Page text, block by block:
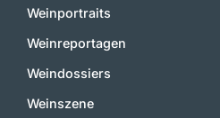
Weinportraits
Weinreportagen
Weindossiers
Weinszene